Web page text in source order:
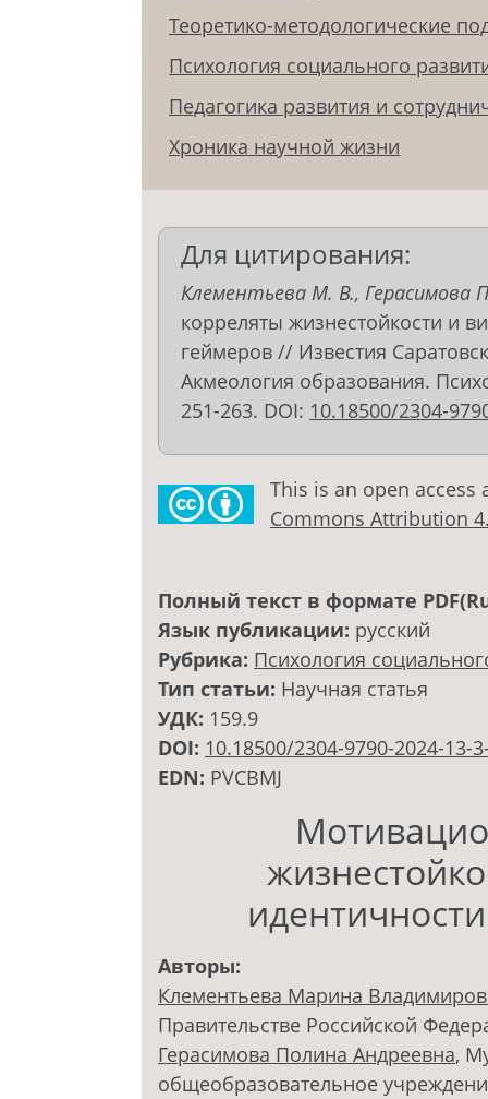
Теоретико-методологические
Психология социального
Педагогика развития и
Хроника научной жизни
Для цитирования:
Клементьева М. В., Герасимова
корреляты жизнестойкости и
геймеров // Известия
Акмеология образования.
251-263. DOI: 10.18500/2304-
This is an open
Commons Attribution
Полный текст в формате
Язык публикации: русский
Рубрика: Психология
Тип статьи: Научная статья
УДК: 159.9
DOI: 10.18500/2304-9790-2024-13-
EDN: PVCBMJ
Авторы:
Клементьева Марина
Правительстве Российской
Герасимова Полина Андреевна,
общеобразовательное